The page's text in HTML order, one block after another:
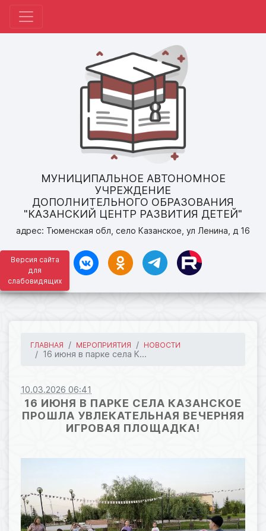
Версия сайта
для
слабовидящих
МУНИЦИПАЛЬНОЕ АВТОНОМНОЕ
УЧРЕЖДЕНИЕ
ДОПОЛНИТЕЛЬНОГО ОБРАЗОВАНИЯ
"КАЗАНСКИЙ ЦЕНТР РАЗВИТИЯ ДЕТЕЙ"
адрес: Тюменская обл, село Казанское, ул Ленина, д 16
ГЛАВНАЯ МЕРОПРИЯТИЯ НОВОСТИ
16 июня в парке села К...
10.03.2026 06:41
16 ИЮНЯ В ПАРКЕ СЕЛА КАЗАНСКОЕ
ПРОШЛА УВЛЕКАТЕЛЬНАЯ ВЕЧЕРНЯЯ
ИГРОВАЯ ПЛОЩАДКА!